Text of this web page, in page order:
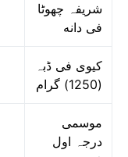
شریفہ چھوٹا
فی دانه
کیوی فی ڈبہ
(1250) گرام
موسمی
درجہ اول